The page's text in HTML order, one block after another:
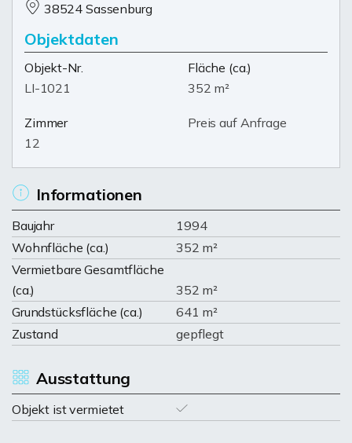
38524 Sassenburg
Objektdaten
Objekt-Nr.
LI-1021
Fläche (ca.)
352 m²
Zimmer
12
Preis auf Anfrage
Informationen
Baujahr
1994
Wohnfläche (ca.)
352 m²
Vermietbare Gesamtfläche
(ca.)
352 m²
Grundstücksfläche (ca.)
641 m²
Zustand
gepflegt
Ausstattung
Objekt ist vermietet